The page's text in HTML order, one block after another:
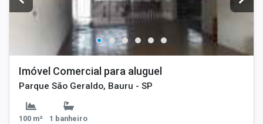
Imóvel Comercial para aluguel
Parque São Geraldo, Bauru - SP
100 m² 1 banheiro